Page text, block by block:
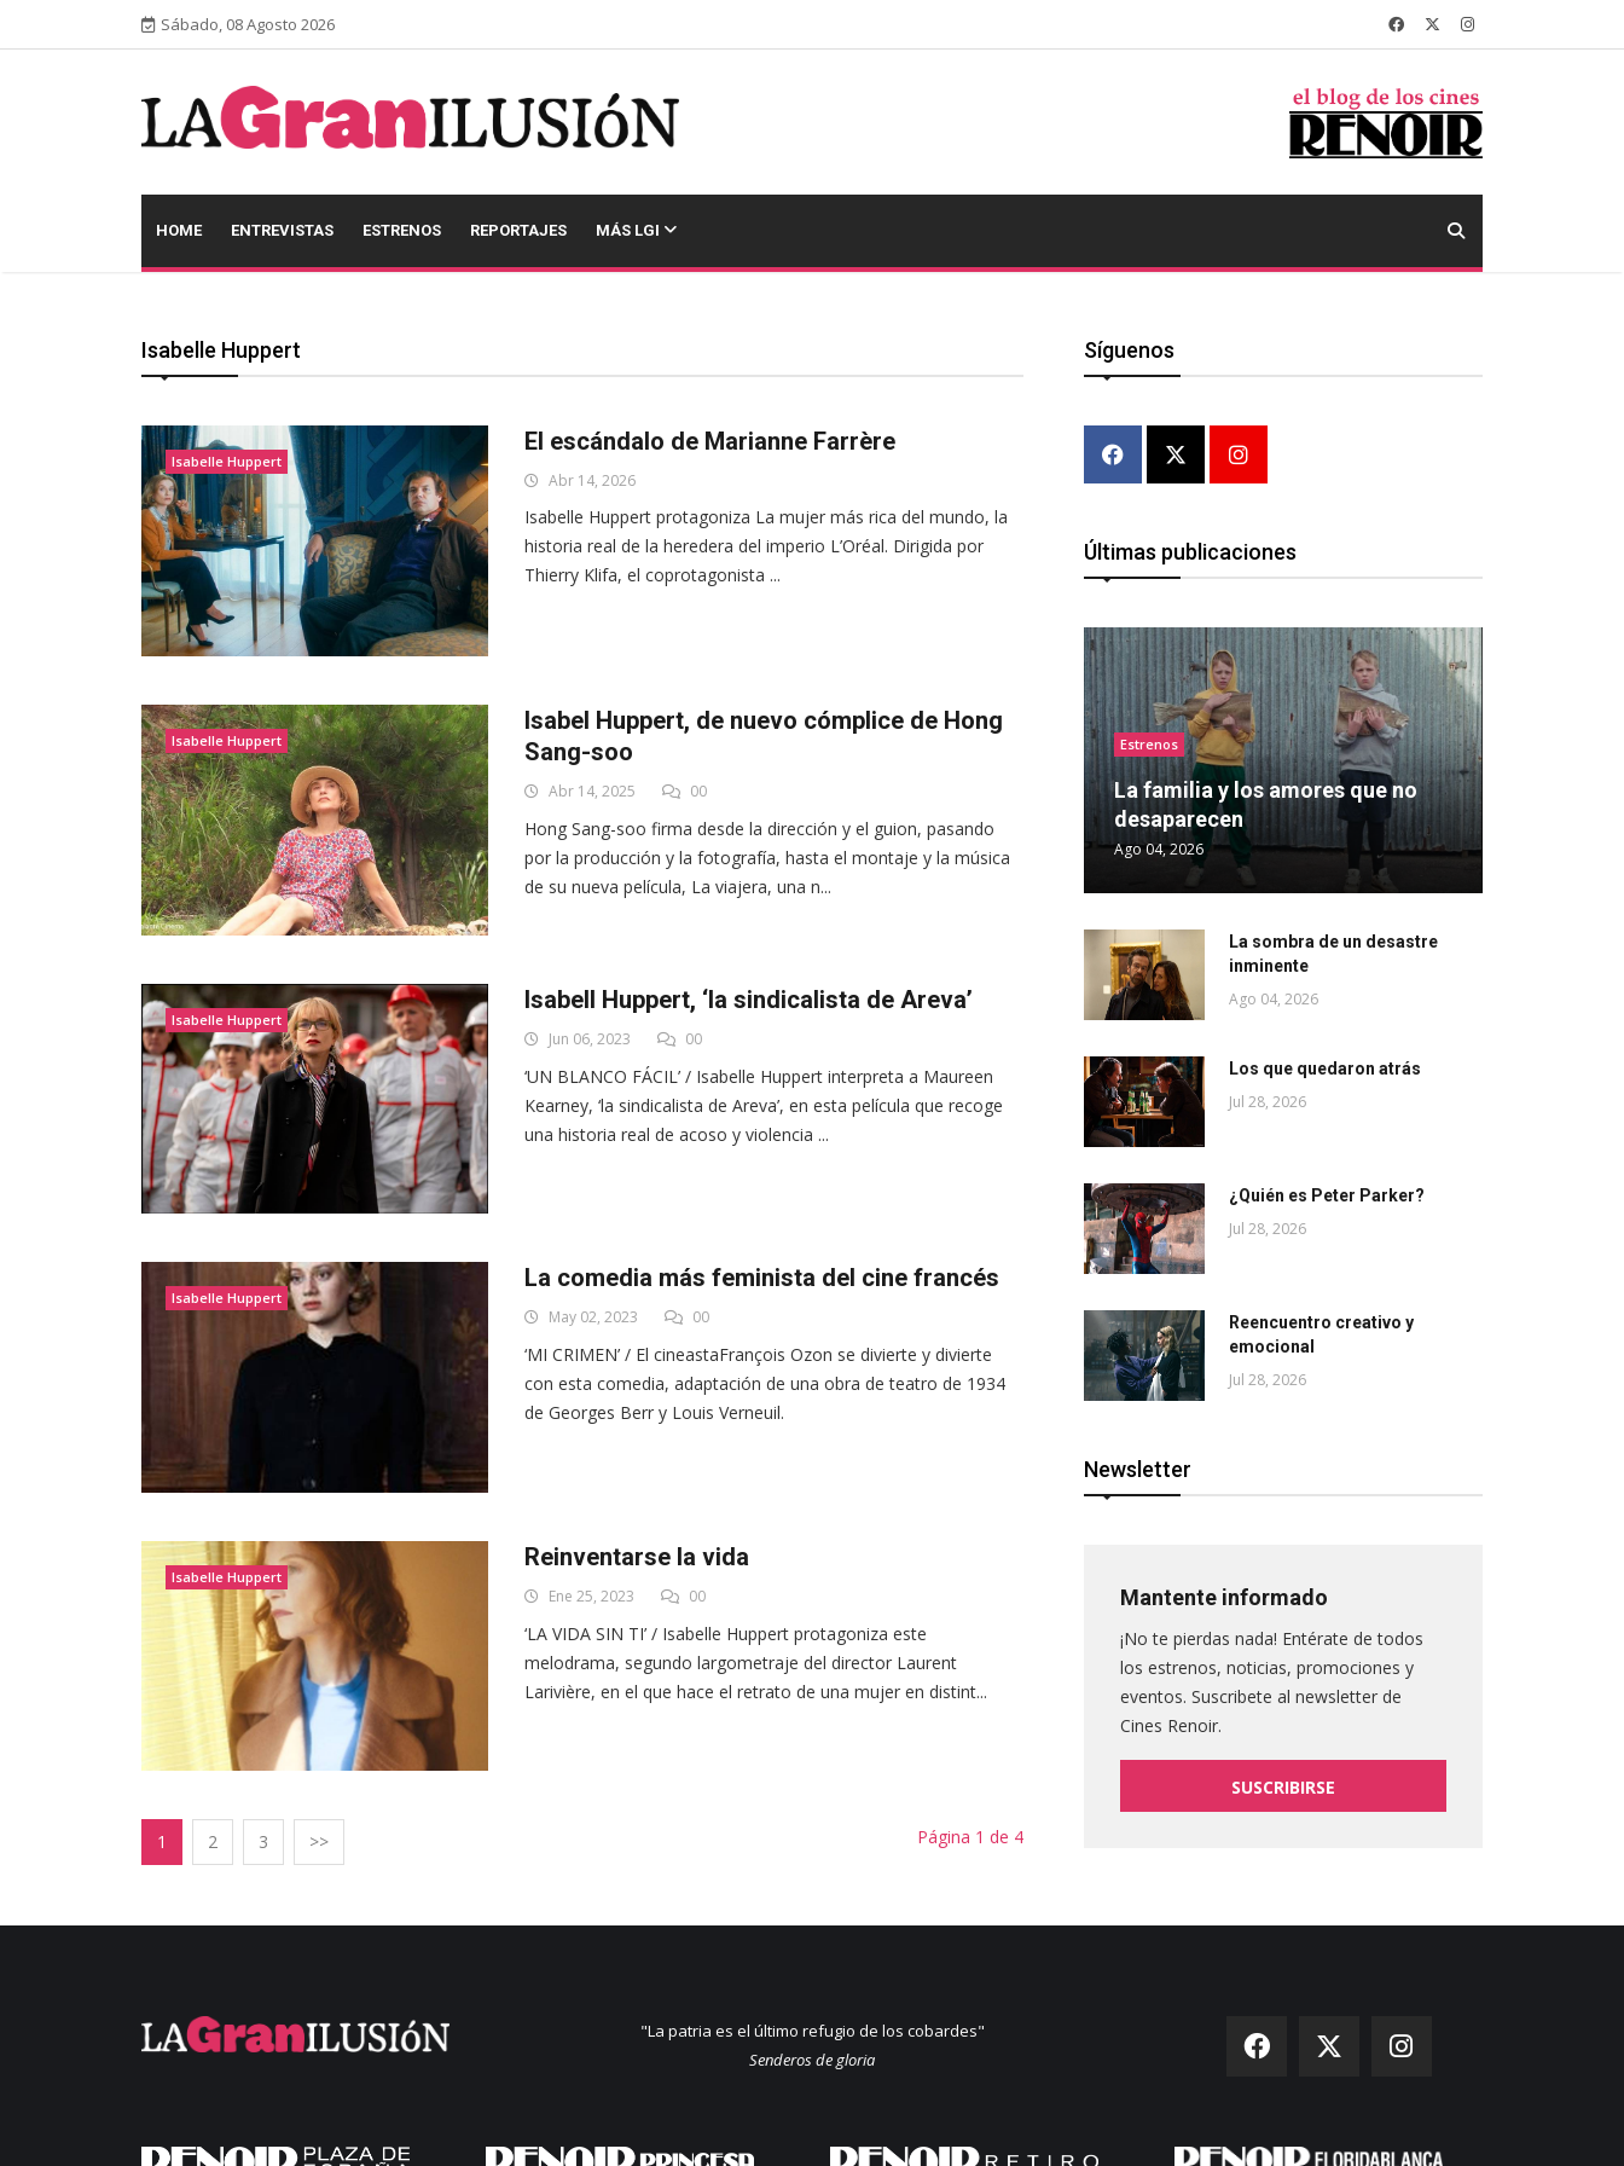
Sábado, 08 Agosto 2026
HOME ENTREVISTAS ESTRENOS REPORTAJES MÁS LGI
Isabelle Huppert
Isabelle Huppert
El escándalo de Marianne Farrère
Abr 14, 2026
Isabelle Huppert protagoniza La mujer más rica del mundo, la
historia real de la heredera del imperio L’Oréal. Dirigida por
Thierry Klifa, el coprotagonista ...
Isabelle Huppert
Isabel Huppert, de nuevo cómplice de Hong
Sang-soo
Abr 14, 2025 00
Hong Sang-soo firma desde la dirección y el guion, pasando
por la producción y la fotografía, hasta el montaje y la música
de su nueva película, La viajera, una n...
Isabelle Huppert
Isabell Huppert, ‘la sindicalista de Areva’
Jun 06, 2023 00
‘UN BLANCO FÁCIL’ / Isabelle Huppert interpreta a Maureen
Kearney, ‘la sindicalista de Areva’, en esta película que recoge
una historia real de acoso y violencia ...
Isabelle Huppert
La comedia más feminista del cine francés
May 02, 2023 00
‘MI CRIMEN’ / El cineastaFrançois Ozon se divierte y divierte
con esta comedia, adaptación de una obra de teatro de 1934
de Georges Berr y Louis Verneuil.
Isabelle Huppert
Reinventarse la vida
Ene 25, 2023 00
‘LA VIDA SIN TI’ / Isabelle Huppert protagoniza este
melodrama, segundo largometraje del director Laurent
Larivière, en el que hace el retrato de una mujer en distint...
1 2 3 >> Página 1 de 4
Síguenos
Últimas publicaciones
Estrenos
La familia y los amores que no
desaparecen
Ago 04, 2026
La sombra de un desastre
inminente
Ago 04, 2026
Los que quedaron atrás
Jul 28, 2026
¿Quién es Peter Parker?
Jul 28, 2026
Reencuentro creativo y
emocional
Jul 28, 2026
Newsletter
Mantente informado
¡No te pierdas nada! Entérate de todos
los estrenos, noticias, promociones y
eventos. Suscribete al newsletter de
Cines Renoir.
SUSCRIBIRSE
"La patria es el último refugio de los cobardes"
Senderos de gloria